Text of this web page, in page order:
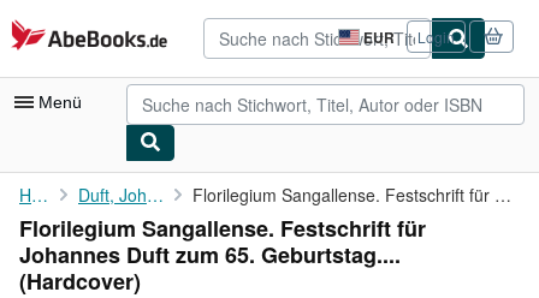
Zum Hauptinhalt
AbeBooks.de EUR
Seite
der
Einkaufseinstellungen.
Login
Menü
Nutzerkonto
Meine Bestellungen
Detailsuche
Home Duft, Johannes -: Florilegium Sangallense. Festschrift für Johannes Duft zum 65. ...
Florilegium Sangallense. Festschrift für
Johannes Duft zum 65. Geburtstag....
(Hardcover)